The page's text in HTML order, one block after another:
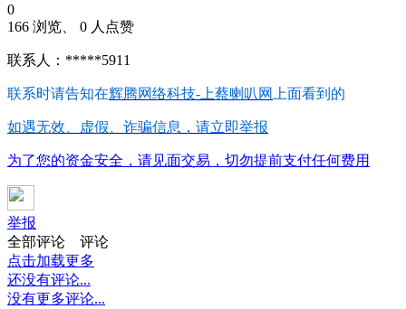
0
166 浏览、 0 人点赞
联系人：*****5911
联系时请告知在辉腾网络科技-上蔡喇叭网 上面看到的
如遇无效、虚假、诈骗信息，请立即举报
为了您的资金安全，请见面交易，切勿提前支付任何费用
举报
全部评论
评论
点击加载更多
还没有评论...
没有更多评论...